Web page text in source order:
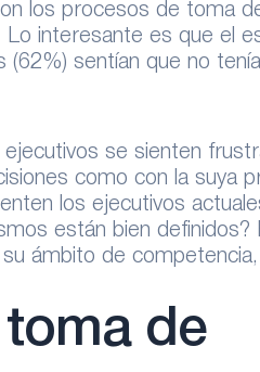
los procesos de toma
interesante es que el
(62%) sentían que no
se sienten
como con la suya
los ejecutivos
están bien definidos?
ámbito de
toma de